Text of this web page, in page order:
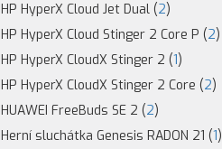
HP HyperX Cloud Jet Dual (2)
HP HyperX Cloud Stinger 2 Core P (2)
HP HyperX CloudX Stinger 2 (1)
HP HyperX CloudX Stinger 2 Core (2)
HUAWEI FreeBuds SE 2 (2)
Herní sluchátka Genesis RADON 21 (1)